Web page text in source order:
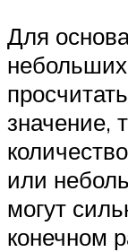
Для
значение,
или
могут
конечном